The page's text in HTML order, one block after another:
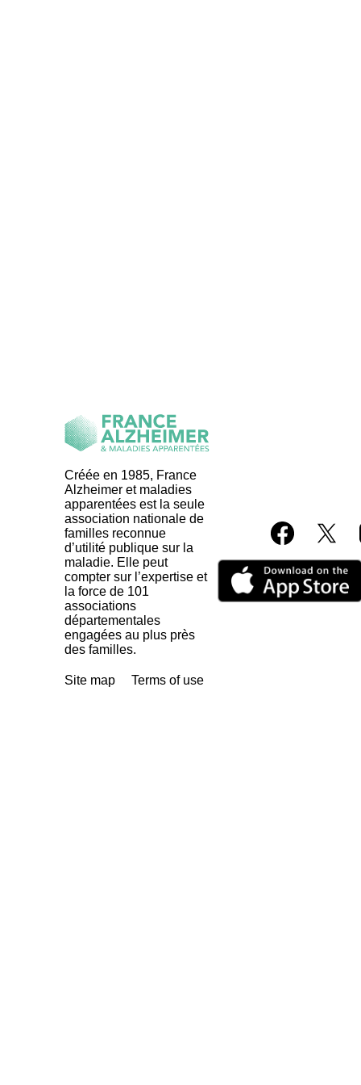
Créée en 1985, France
Alzheimer et maladies
apparentées est la seule
association nationale de
familles reconnue
d’utilité publique sur la
maladie. Elle peut
compter sur l’expertise et
la force de 101
associations
départementales
engagées au plus près
des familles.
Site map Terms of use